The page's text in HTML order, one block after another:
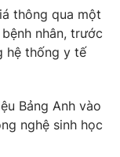
thông qua một
nhân, trước
hệ thống y tế
Bảng Anh vào
nghệ sinh học